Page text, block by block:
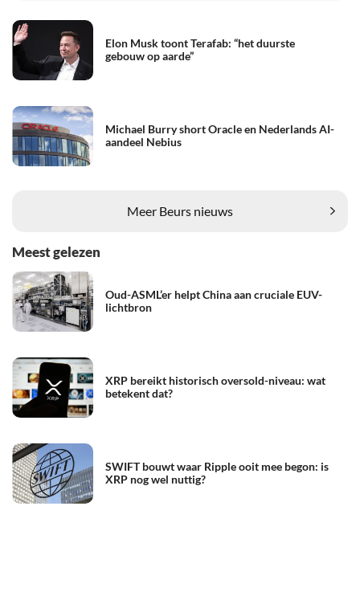
Elon Musk toont Terafab: “het duurste
gebouw op aarde”
Michael Burry short Oracle en Nederlands AI-
aandeel Nebius
Meer Beurs nieuws
Meest gelezen
Oud-ASML’er helpt China aan cruciale EUV-
lichtbron
XRP bereikt historisch oversold-niveau: wat
betekent dat?
SWIFT bouwt waar Ripple ooit mee begon: is
XRP nog wel nuttig?